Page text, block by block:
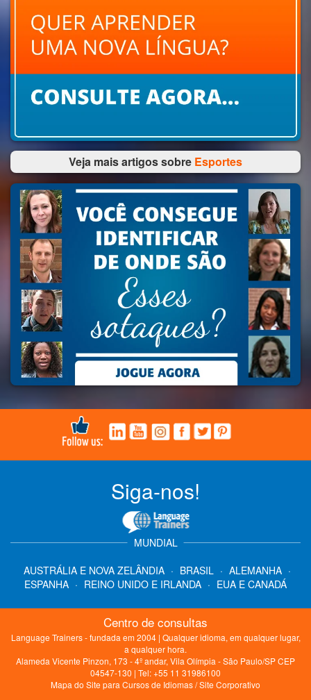
Veja mais artigos sobre Esportes
Siga-nos!
MUNDIAL
AUSTRÁLIA E NOVA ZELÂNDIA · BRASIL · ALEMANHA ·
ESPANHA · REINO UNIDO E IRLANDA · EUA E CANADÁ
Centro de consultas
Language Trainers - fundada em 2004 | Qualquer idioma, em qualquer lugar,
a qualquer hora.
Alameda Vicente Pinzon, 173 - 4º andar, Vila Olímpia - São Paulo/SP CEP
04547-130 | Tel: +55 11 31986100
Mapa do Site para Cursos de Idiomas/Site Corporativo